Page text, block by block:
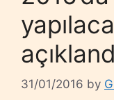
31/01/2016 by